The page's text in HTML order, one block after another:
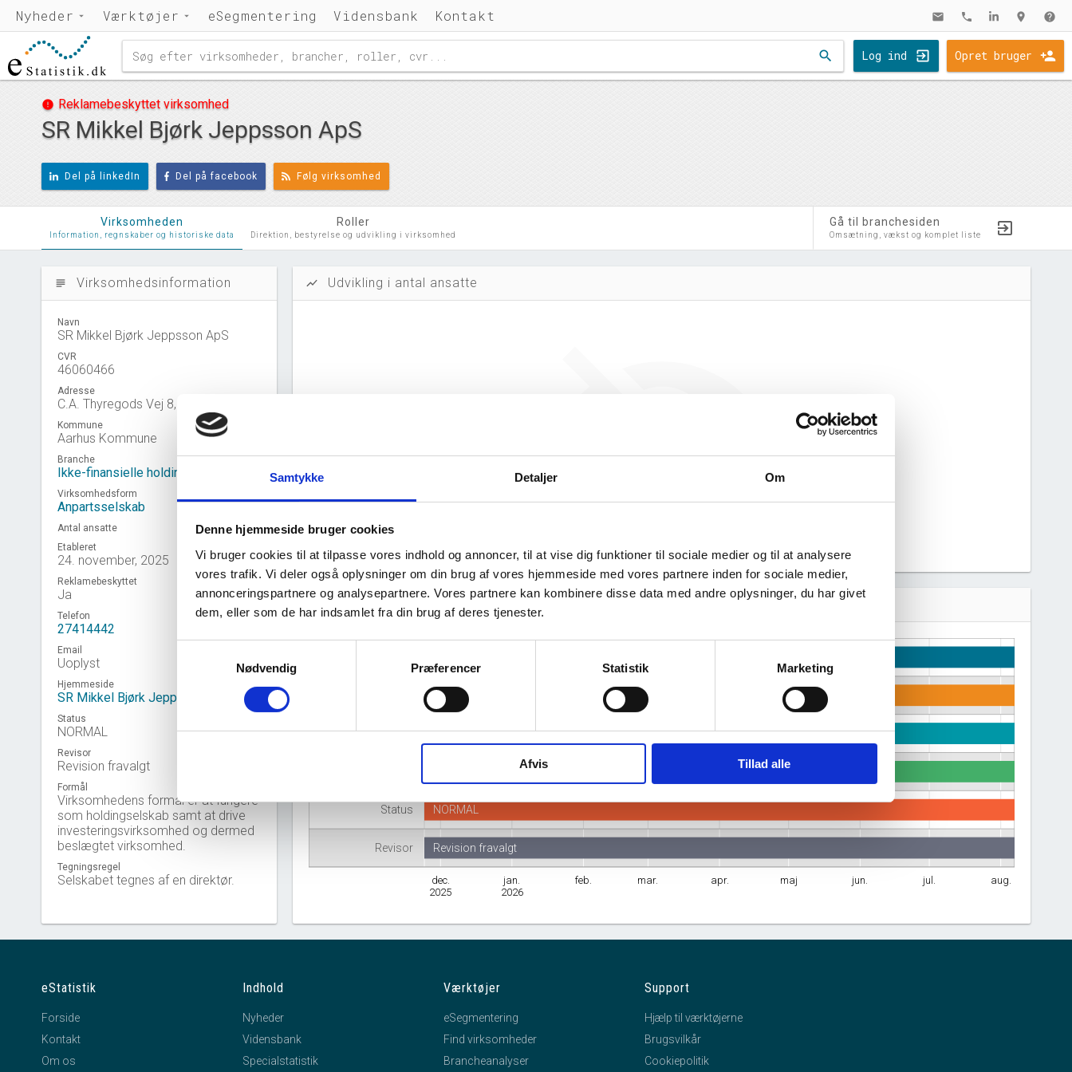
Samtykke Detaljer Om
Denne hjemmeside bruger cookies
Vi bruger cookies til at tilpasse vores indhold og annoncer, til at vise dig funktioner til sociale medier og til at analysere
vores trafik. Vi deler også oplysninger om din brug af vores hjemmeside med vores partnere inden for sociale medier,
annonceringspartnere og analysepartnere. Vores partnere kan kombinere disse data med andre oplysninger, du har givet
dem, eller som de har indsamlet fra din brug af deres tjenester.
Nødvendig
Præferencer Statistik Marketing
Afvis Tillad alle
Nyheder Værktøjer eSegmentering Vidensbank Kontakt mail phone location_on help
search Log ind Opret bruger
error Reklamebeskyttet virksomhed
SR Mikkel Bjørk Jeppsson ApS
Del på linkedIn Del på facebook Følg virksomhed
Virksomheden
Information, regnskaber og historiske data
Roller
Direktion, bestyrelse og udvikling i virksomhed
Gå til branchesiden
Omsætning, vækst og komplet liste
subject Virksomhedsinformation
Navn
SR Mikkel Bjørk Jeppsson ApS
CVR
46060466
Adresse
C.A. Thyregods Vej 8, 8230 Åbyhøj
Kommune
Aarhus Kommune
Branche
Ikke-finansielle holdingselskaber
Virksomhedsform
Anpartsselskab
Antal ansatte
Etableret
24. november, 2025
Reklamebeskyttet
Ja
Telefon
27414442
Email
Uoplyst
Hjemmeside
SR Mikkel Bjørk Jeppsson ApS
Status
NORMAL
Revisor
Revision fravalgt
Formål
Virksomhedens formål er at fungere
som holdingselskab samt at drive
investeringsvirksomhed og dermed
beslægtet virksomhed.
Tegningsregel
Selskabet tegnes af en direktør.
show_chart Udvikling i antal ansatte
SR Mikkel Bjørk Jeppsson ApS har ikke haft
ikke generere figuren for denne virksomhed.
Virksomhedshistorik
Branche
Status
Revisor
dec.
2025
jan.
2026
feb. mar. apr. maj jun. jul. aug.
C.A. Thyregods Vej 8, 8230 Åbyhøj
Ikke-finansielle holdingselskaber
NORMAL
Revision fravalgt
eStatistik
Forside
Kontakt
Om os
Indhold
Nyheder
Vidensbank
Specialstatistik
Værktøjer
eSegmentering
Find virksomheder
Brancheanalyser
Support
Hjælp til værktøjerne
Brugsvilkår
Cookiepolitik